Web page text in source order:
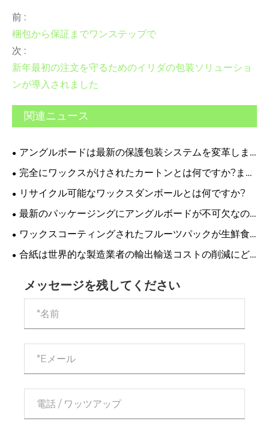
前 :
梱包から保証までワンステップで
次 :
新年最初の注文を守るためのイリダの包装ソリューショ
ンが導入されました
関連ニュース
アングルボードは最新の保護包装システムを変革しま
すか?
完全にワックスがけされたカートンとは何ですか?ま
た、それが現代の包装にとってなぜ重要なのでしょう
リサイクル可能なワックスダンボールとは何ですか?
最新のパッケージングにアングルボードが不可欠なの
はなぜですか?
ワックスコーティングされたフルーツパックが生鮮食
品の包装に最適な理由は何ですか?
合紙は世界的な製造業者の輸出輸送コストの削減にど
メッセージを残してください